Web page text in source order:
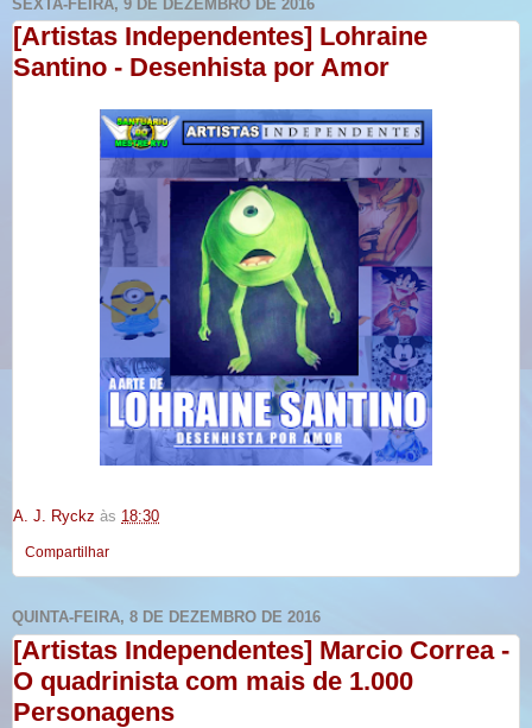
SEXTA-FEIRA, 9 DE DEZEMBRO DE 2016
[Artistas Independentes] Lohraine
Santino - Desenhista por Amor
A. J. Ryckz às 18:30
Compartilhar
QUINTA-FEIRA, 8 DE DEZEMBRO DE 2016
[Artistas Independentes] Marcio Correa -
O quadrinista com mais de 1.000
Personagens